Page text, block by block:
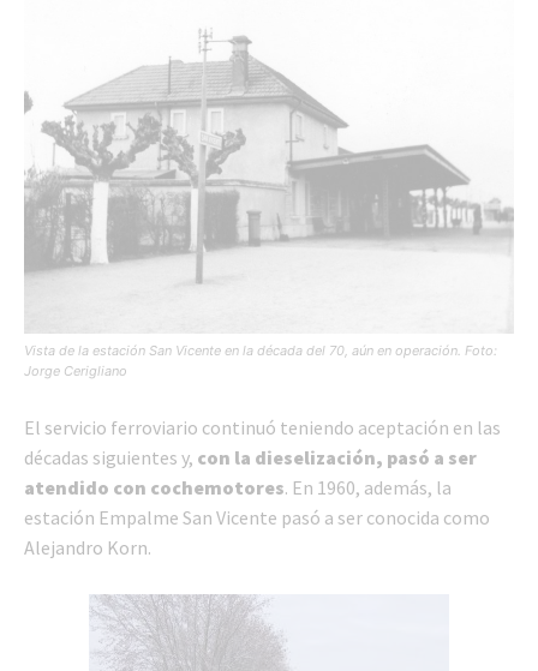
Vista de la estación San Vicente en la década del 70, aún en operación. Foto:
Jorge Cerigliano
El servicio ferroviario continuó teniendo aceptación en las
décadas siguientes y, con la dieselización, pasó a ser
atendido con cochemotores. En 1960, además, la
estación Empalme San Vicente pasó a ser conocida como
Alejandro Korn.